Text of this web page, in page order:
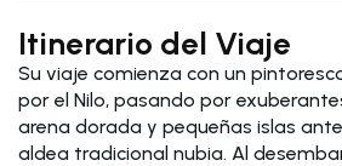
Itinerario del Viaje
Su viaje comienza con un
por el Nilo, pasando por
arena dorada y pequeñas islas
aldea tradicional nubia. Al